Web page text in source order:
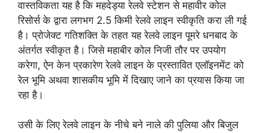
वास्तविकता यह है कि महदेड्या रेलवे स्टेशन से महावीर कोल
रिसोर्स के द्वारा लगभग 2.5 किमी रेलवे लाइन स्वीकृति करा ली गई
है। प्रोजेक्ट गतिशक्ति के तहत यह रेलवे लाइन पूमरे धनबाद के
अंतर्गत स्वीकृत है। जिसे महाबीर कोल निजी तौर पर उपयोग
करेगा, ऐन केन प्रकारेण रेलवे लाइन के प्रस्तावित एलॉइनमेंट को
रेल भूमि अथवा शासकीय भूमि में दिखाए जाने का प्रयास किया जा
रहा है।
उसी के लिए रेलवे लाइन के नीचे बने नाले की पुलिया और बिजुल